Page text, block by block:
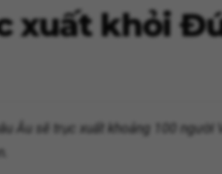
xuất khỏi
Âu sẽ trục xuất khoảng 100 người